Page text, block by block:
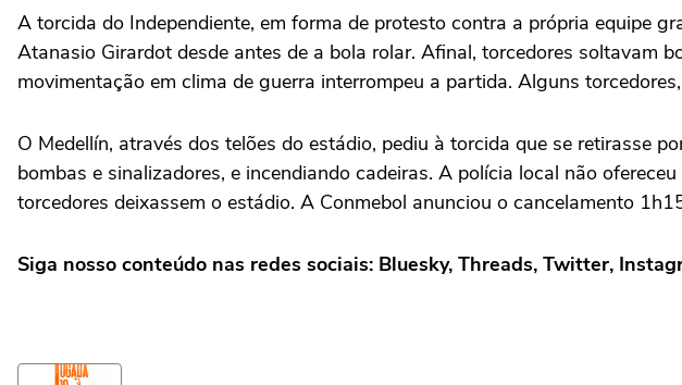
A torcida do Independiente, em forma de protesto contra a própria equipe
Atanasio Girardot desde antes de a bola rolar. Afinal, torcedores soltavam
movimentação em clima de guerra interrompeu a partida. Alguns
O Medellín, através dos telões do estádio, pediu à torcida que se retirasse
bombas e sinalizadores, e incendiando cadeiras. A polícia local não
torcedores deixassem o estádio. A Conmebol anunciou o cancelamento
Siga nosso conteúdo nas redes sociais: Bluesky, Threads, Twitter,